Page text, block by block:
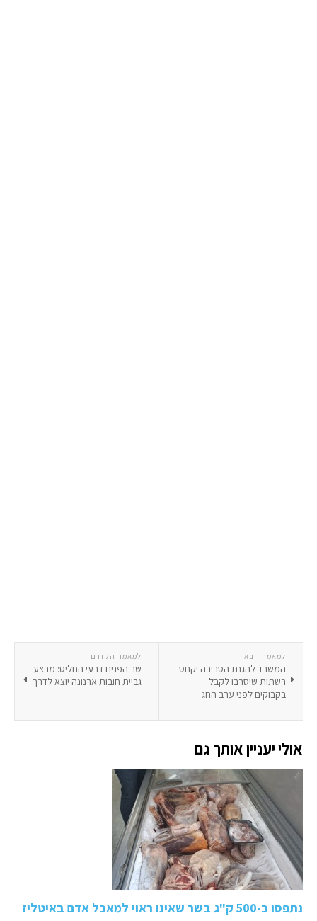
למאמר הקודם
שר הפנים דרעי החליט: מבצע
גביית חובות ארנונה יוצא לדרך
למאמר הבא
המשרד להגנת הסביבה יקנוס
רשתות שיסרבו לקבל
בקבוקים לפני ערב החג
אולי יעניין אותך גם
נתפסו כ-500 ק"ג בשר שאינו ראוי למאכל אדם באיטליז